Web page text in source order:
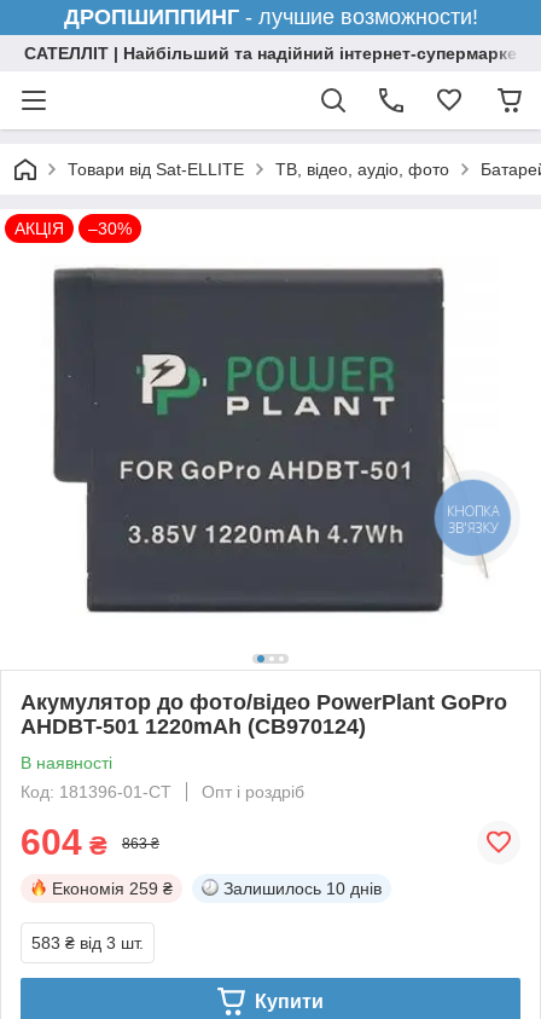
ДРОПШИППИНГ- лучшие возможности!
САТЕЛЛІТ | Найбільший та надійний інтернет-супермаркет
Товари від Sat-ELLITE ТВ, відео, аудіо, фото
АКЦІЯ –30%
Акумулятор до фото/відео PowerPlant GoPro
AHDBT-501 1220mAh (CB970124)
В наявності
Код: 181396-01-СТ
Опт і роздріб
604 ₴ 863 ₴
Економія 259 ₴ Залишилось 10 днів
583 ₴ від 3 шт.
Купити
КНОПКА
ЗВ'ЯЗКУ